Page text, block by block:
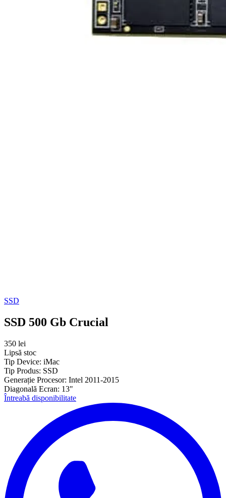
SSD
SSD 500 Gb Crucial
350 lei
Lipsă stoc
Tip Device: iMac
Tip Produs: SSD
Generație Procesor: Intel 2011-2015
Diagonală Ecran: 13"
Întreabă disponibilitate